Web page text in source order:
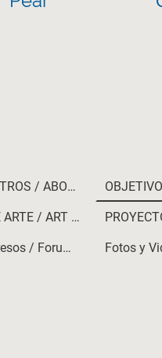
SOBRE NOSOTROS / ABOUT US
COMISION DE ARTE / ART COMMISSION
Foros y Congresos / Forums and Congresses